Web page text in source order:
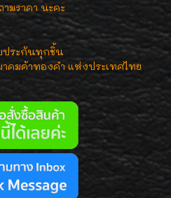
มราคา นะคะ
ประกันทุกชิ้น
คมค้าทองคำ แห่งประเทศไทย